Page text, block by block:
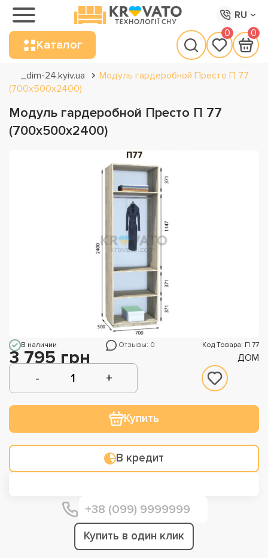
RU
Каталог
0 0
_dim-24.kyiv.ua
Модуль гардеробной Престо П 77
(700х500х2400)
Модуль гардеробной Престо П 77
(700х500х2400)
В наличии Отзывы: 0 Код Товара: П 77
3 795 грн ДОМ
Купить
В кредит
Купить в один клик